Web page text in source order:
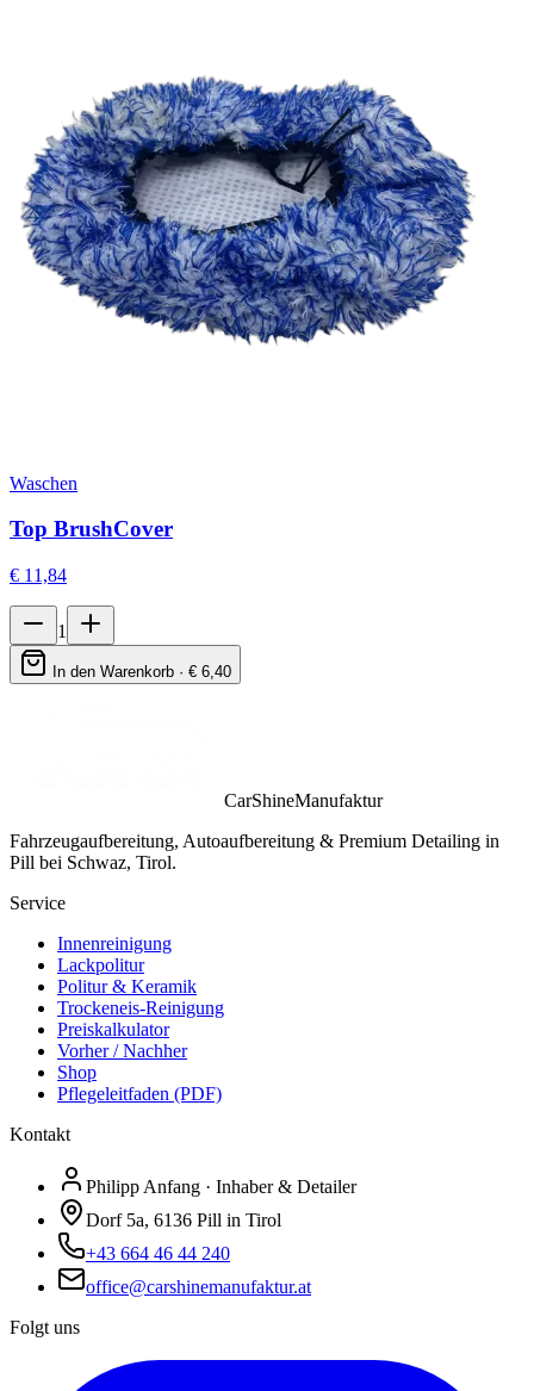
Waschen
Top BrushCover
€ 11,84
1
In den Warenkorb · € 6,40
CarShineManufaktur
Fahrzeugaufbereitung, Autoaufbereitung & Premium Detailing in
Pill bei Schwaz, Tirol.
Service
Innenreinigung
Lackpolitur
Politur & Keramik
Trockeneis-Reinigung
Preiskalkulator
Vorher / Nachher
Shop
Pflegeleitfaden (PDF)
Kontakt
Philipp Anfang · Inhaber & Detailer
Dorf 5a, 6136 Pill in Tirol
+43 664 46 44 240
office@carshinemanufaktur.at
Folgt uns